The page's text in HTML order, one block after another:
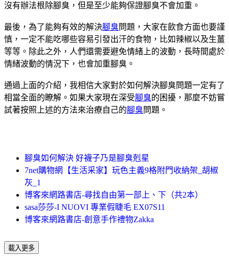
沒有辦法根除腳臭，但是至少能夠保證腳臭不會加重。
最後，為了能夠有效的解決腳臭問題，大家在飲食方面也要謹
慎，一定不能吃哪些容易引發出汗的食物，比如辣椒以及生薑
等等。除此之外，人們還需要避免情緒上的波動，長時間處於
情緒波動的情況下，也會加重腳臭。
通過上面的介紹，我相信大家對於如何解決腳臭問題一定有了
相當全面的瞭解。如果大家現在深受腳臭的困擾，那麼不妨嘗
試著按照上述的方法來治療自己的腳臭問題。
腳臭如何解決 好襪子乃是腳臭剋星
7net購物網【生活采家】玩色主義9格附門收納架_胡椒
灰_1
博客來網路書店-尋找自由第一部上、下（共2本）
sasa莎莎-I NUOVI 專業假睫毛 EX07S11
博客來網路書店-創意手作禮物Zakka
載入更多